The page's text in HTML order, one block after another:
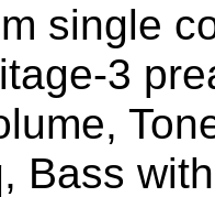
single
3
Bass